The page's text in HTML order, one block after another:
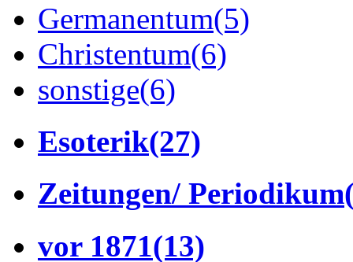
Germanentum(5)
Christentum(6)
sonstige(6)
Esoterik(27)
Zeitungen/ Periodikum
vor 1871(13)